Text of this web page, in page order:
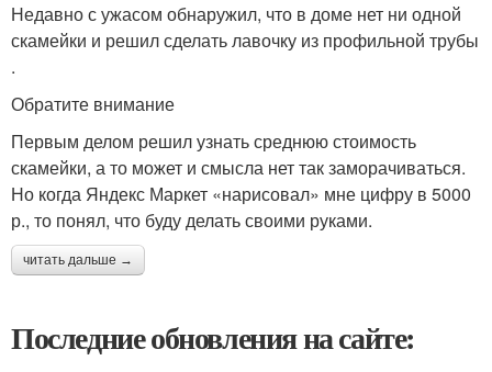
Недавно с ужасом обнаружил, что в доме нет ни одной
скамейки и решил сделать лавочку из профильной трубы
.
Обратите внимание
Первым делом решил узнать среднюю стоимость
скамейки, а то может и смысла нет так заморачиваться.
Но когда Яндекс Маркет «нарисовал» мне цифру в 5000
р., то понял, что буду делать своими руками.
читать дальше →
Последние обновления на сайте: